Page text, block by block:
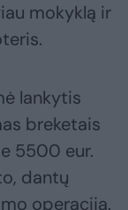
mokyklą ir
lankytis
breketais
5500 eur.
dantų
operacija.